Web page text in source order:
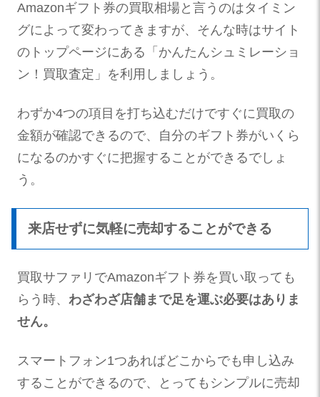
Amazonギフト券の買取相場と言うのはタイミン
グによって変わってきますが、そんな時はサイト
のトップページにある 「かんたんシュミレーショ
ン！買取査定」 を利用しましょう。
わずか4つの項目を打ち込むだけですぐに買取の
金額が確認できるので、自分のギフト券がいくら
になるのかすぐに把握することができるでしょ
う。
来店せずに気軽に売却することができる
買取サファリでAmazonギフト券を買い取っても
らう時、 わざわざ店舗まで足を運ぶ必要はありま
せん。
スマートフォン1つあればどこからでも申し込み
することができるので、とってもシンプルに売却